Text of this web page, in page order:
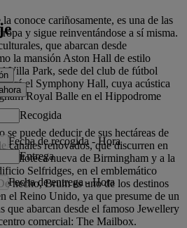
conoce cariñosamente, es una de las
y sigue reinventándose a sí misma.
que abarcan desde
la mansión Aston Hall de estilo
Villa Park, sede del club de fútbol
el Symphony Hall, cuya acústica
Royal Balle en el Hippodrome
se puede deducir de sus hectáreas de
canales renovados, que discurren en
biblioteca nueva de Birmingham y a la
Selfridges, en el emblemático
hecho, Brum es uno de los destinos
el Reino Unido, ya que presume de un
que abarcan desde el famoso Jewellery
comercial: The Mailbox.
Recogida
Fecha de recogida - Hora
Entrega
Fecha de entrega - Hora